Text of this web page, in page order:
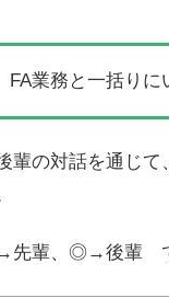
FA業務と一括り
輩の対話を通じ
先輩、◎→後輩